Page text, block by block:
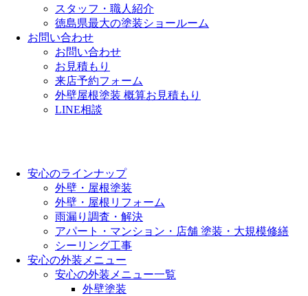
スタッフ・職人紹介
徳島県最大の塗装ショールーム
お問い合わせ
お問い合わせ
お見積もり
来店予約フォーム
外壁屋根塗装 概算お見積もり
LINE相談
安心のラインナップ
外壁・屋根塗装
外壁・屋根リフォーム
雨漏り調査・解決
アパート・マンション・店舗 塗装・大規模修繕
シーリング工事
安心の外装メニュー
安心の外装メニュー一覧
外壁塗装